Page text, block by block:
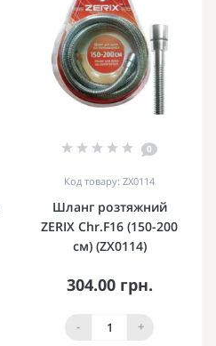
0
Код товару: ZX0114
Шланг розтяжний
ZERIX Chr.F16 (150-200
см) (ZX0114)
304.00 грн.
- +